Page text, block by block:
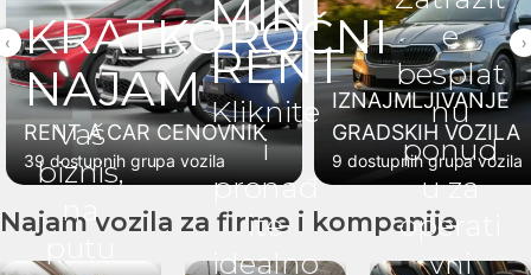
‹
RENT A CAR CENOVNIK
39 dostupnih grupa vozila
IZNAJMLJIVANJE
GRADSKIH VOZILA
9 dostupnih grupa vozila
›
Najam vozila za firme i kompanije
KRATKOROČNI
NAJAM
Vaš
biznis,
na
MINI
RENT
Kliknite
i
pronađ
ite
idealno
e
besplat
nu
ponud
u za
operati
vni